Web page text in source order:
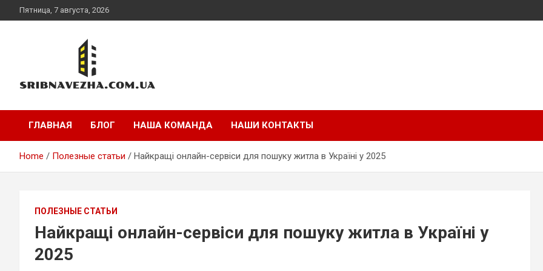
to
Пятница, 7 августа, 2026
sribnavezha.com.ua
ГЛАВНАЯ БЛОГ НАША КОМАНДА НАШИ КОНТАКТЫ
Home Полезные статьи Найкращі онлайн-сервіси для пошуку житла в Україні у 2025
ПОЛЕЗНЫЕ СТАТЬИ
Найкращі онлайн-сервіси для пошуку житла в Україні у
2025